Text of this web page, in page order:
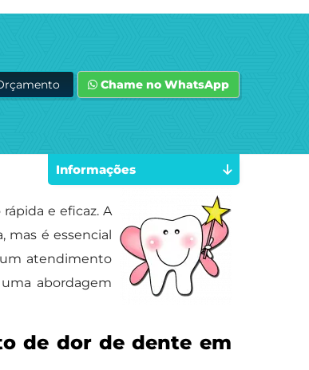
Chame no WhatsApp
e eficaz. A
mas é essencial
atendimento
abordagem
de dor de dente em
Informações